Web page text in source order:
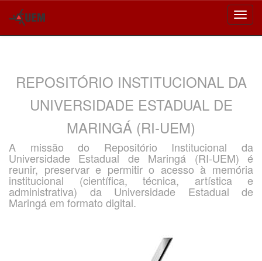
REPOSITÓRIO INSTITUCIONAL DA
UNIVERSIDADE ESTADUAL DE
MARINGÁ (RI-UEM)
A missão do Repositório Institucional da
Universidade Estadual de Maringá (RI-UEM) é
reunir, preservar e permitir o acesso à memória
institucional (científica, técnica, artística e
administrativa) da Universidade Estadual de
Maringá em formato digital.